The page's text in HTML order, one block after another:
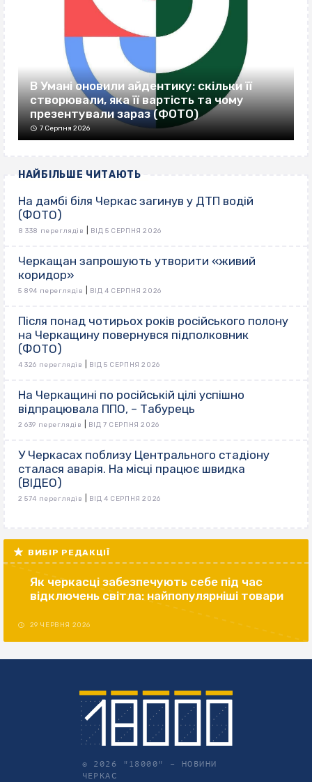
В Умані оновили айдентику: скільки її
створювали, яка її вартість та чому
презентували зараз (ФОТО)
7 Серпня 2026
НАЙБІЛЬШЕ ЧИТАЮТЬ
На дамбі біля Черкас загинув у ДТП водій
(ФОТО)
8 338 переглядів ВІД 5 СЕРПНЯ 2026
Черкащан запрошують утворити «живий
коридор»
5 894 переглядів ВІД 4 СЕРПНЯ 2026
Після понад чотирьох років російського полону
на Черкащину повернувся підполковник
(ФОТО)
4 326 переглядів ВІД 5 СЕРПНЯ 2026
На Черкащині по російській цілі успішно
відпрацювала ППО, – Табурець
2 639 переглядів ВІД 7 СЕРПНЯ 2026
У Черкасах поблизу Центрального стадіону
сталася аварія. На місці працює швидка
(ВІДЕО)
2 574 переглядів ВІД 4 СЕРПНЯ 2026
ВИБІР РЕДАКЦІЇ
Як черкасці забезпечують себе під час
відключень світла: найпопулярніші товари
29 ЧЕРВНЯ 2026
© 2026 "18000" – НОВИНИ
ЧЕРКАС